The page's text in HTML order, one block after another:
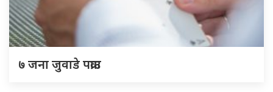
७ जना जुवाडे पक्राउ